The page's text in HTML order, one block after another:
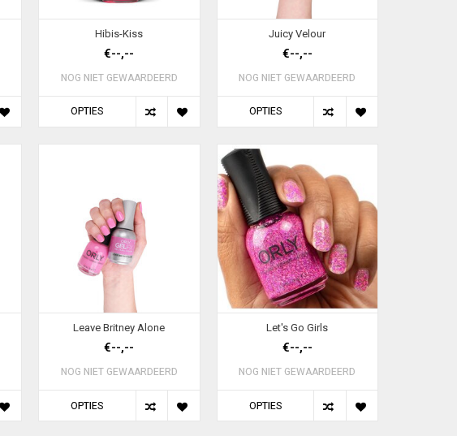
Hibis-Kiss
€--,--
NOG NIET GEWAARDEERD
OPTIES
Juicy Velour
€--,--
NOG NIET GEWAARDEERD
OPTIES
Leave Britney Alone
€--,--
NOG NIET GEWAARDEERD
OPTIES
Let's Go Girls
€--,--
NOG NIET GEWAARDEERD
OPTIES